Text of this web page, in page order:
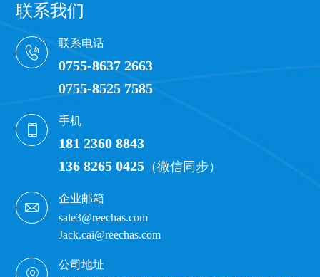
联系我们
联系电话
0755-8637 2663
0755-8525 7585
手机
181 2360 8843
136 8265 0425 （微信同步）
企业邮箱
sale3@reechas.com
Jack.cai@reechas.com
公司地址